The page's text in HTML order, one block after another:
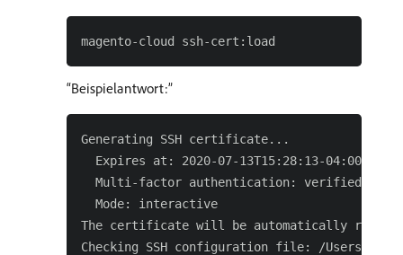
Beispielantwort:
Generating SSH certificate...
  Expires at: 2020-07-13T15:28:13-04:00
  Multi-factor authentication: verified
  Mode: interactive
The certificate will be automatically
Checking SSH configuration file: /Users/